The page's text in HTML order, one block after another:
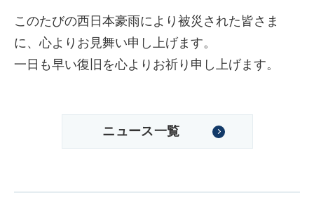
このたびの西日本豪雨により被災された皆さま
に、心よりお見舞い申し上げます。
一日も早い復旧を心よりお祈り申し上げます。
ニュース一覧